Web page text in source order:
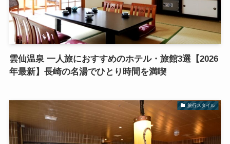
雲仙温泉 一人旅におすすめのホテル・旅館3選【2026
年最新】長崎の名湯でひとり時間を満喫
旅行スタイル